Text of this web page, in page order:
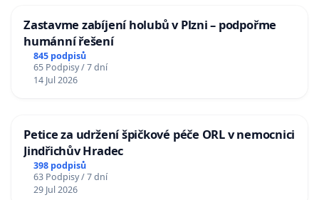
Zastavme zabíjení holubů v Plzni – podpořme
humánní řešení
845 podpisů
65 Podpisy / 7 dní
14 Jul 2026
Petice za udržení špičkové péče ORL v nemocnici
Jindřichův Hradec
398 podpisů
63 Podpisy / 7 dní
29 Jul 2026